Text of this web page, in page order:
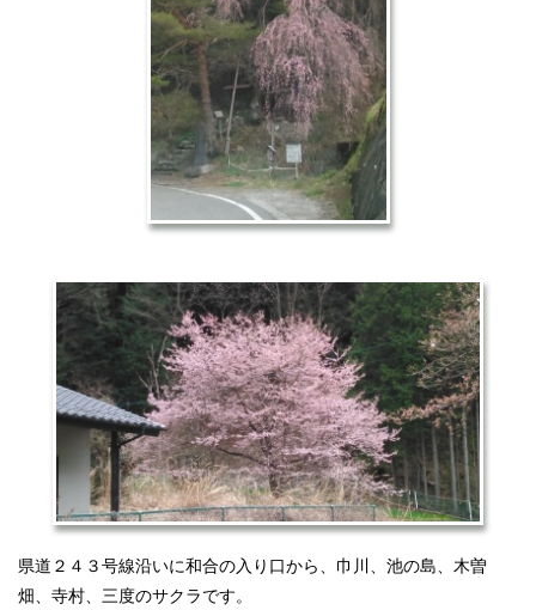
県道２４３号線沿いに和合の入り口から、巾川、池の島、木曽
畑、寺村、三度のサクラです。